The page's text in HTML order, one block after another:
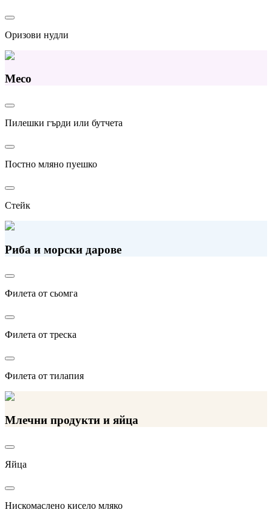
Оризови нудли
Месо
Пилешки гърди или бутчета
Постно мляно пуешко
Стейк
Риба и морски дарове
Филета от сьомга
Филета от треска
Филета от тилапия
Млечни продукти и яйца
Яйца
Нискомаслено кисело мляко